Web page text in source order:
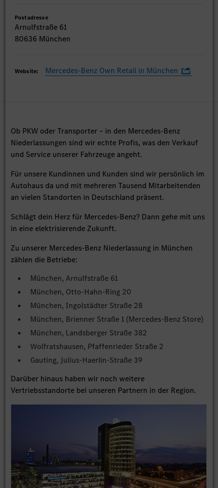
Postadresse
Arnulfstraße 61
80636 München
Website: Mercedes-Benz Own Retail in München
Ob PKW oder Transporter – in den Mercedes-Benz
Niederlassungen sind wir echte Profis, was den Verkauf
und Service unserer Fahrzeuge angeht.
Für unsere Kundinnen und Kunden sind wir persönlich im
Autohaus da und mit mehreren Tausend Mitarbeitenden
an vielen Standorten in Deutschland präsent.
Schlägt dein Herz für Mercedes-Benz? Dann gehe mit uns
in eine elektrisierende Zukunft.
Zu unserer Mercedes-Benz Niederlassung in München
zählen die Betriebe:
München, Arnulfstraße 61
München, Otto-Hahn-Ring 20
München, Ingolstädter Straße 28
München, Brienner Straße 1 (Mercedes-Benz Store)
München, Landsberger Straße 382
Wolfratshausen, Pfaffenrieder Straße 2
Gauting, Julius-Haerlin-Straße 39
Darüber hinaus haben wir noch weitere
Vertriebsstandorte bei unseren Partnern in der Region.